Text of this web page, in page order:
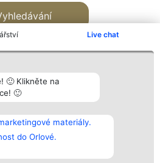
Live chat
🙂 Klikněte na
🙂
materiály.
do Orlové.
Vítězové
Seznam všech
laureátů
Zásady
Zásady
Kontakt